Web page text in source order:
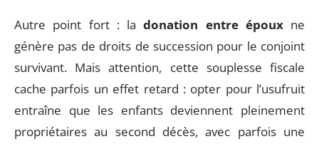
Autre point fort : ladonation entre épouxne
génère pas de droits de succession pour le conjoint
survivant. Mais attention, cette souplesse fiscale
cache parfois un effet retard : opter pour l’usufruit
entraîne que les enfants deviennent pleinement
propriétaires au second décès, avec parfois une